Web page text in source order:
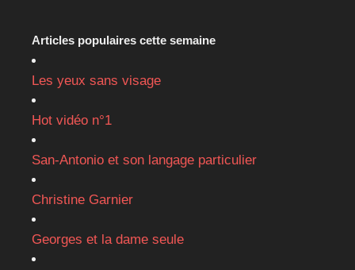
Articles populaires cette semaine
Les yeux sans visage
Hot vidéo n°1
San-Antonio et son langage particulier
Christine Garnier
Georges et la dame seule